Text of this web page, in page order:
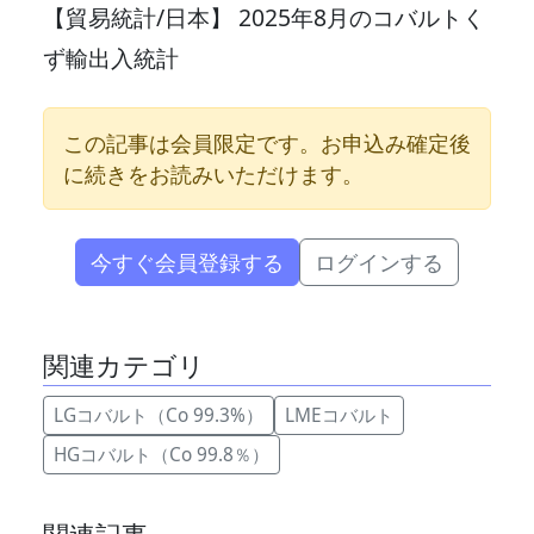
【貿易統計/日本】 2025年8月のコバルトく
ず輸出入統計
この記事は会員限定です。お申込み確定後
に続きをお読みいただけます。
今すぐ会員登録する ログインする
関連カテゴリ
LGコバルト（Co 99.3%）
LMEコバルト
HGコバルト（Co 99.8％）